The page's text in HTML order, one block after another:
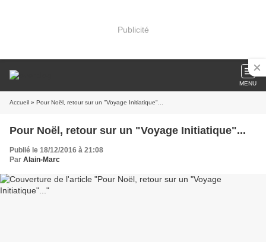
Publicité
MENU
Accueil » Pour Noël, retour sur un "Voyage Initiatique"...
Pour Noël, retour sur un "Voyage Initiatique"...
Publié le 18/12/2016 à 21:08
Par Alain-Marc